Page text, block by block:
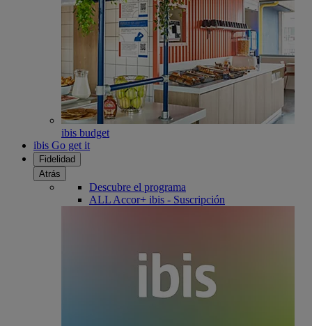
ibis budget
ibis Go get it
Fidelidad
Atrás
Descubre el programa
ALL Accor+ ibis - Suscripción